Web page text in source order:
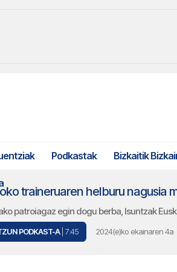
Podkastak Bizkaitik
traineruaren helburu nagusia
patroiagaz egin dogu berba, Isuntzak
PODKAST-A | 7:45 2024(e)ko ekainaren 4a